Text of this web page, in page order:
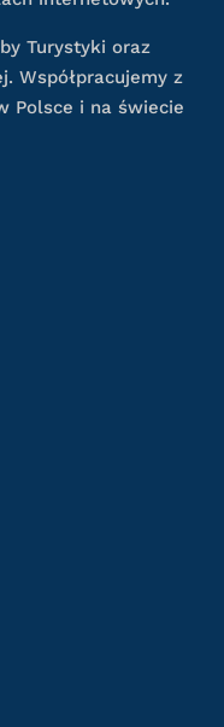
Turystyki oraz
Współpracujemy z
Polsce i na świecie